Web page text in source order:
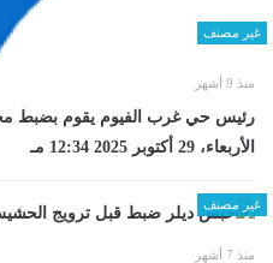
غير مصنف
منذ 9 أشهر
رئيس حي غرب الفيوم يقوم بضبط
الأربعاء، 29 أكتوبر 2025 12:34 مـ
غير مصنف
منذ 7 أشهر